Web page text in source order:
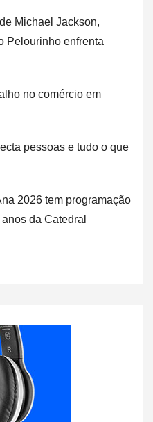
Michael Jackson,
Pelourinho enfrenta
no comércio em
pessoas e tudo o que
2026 tem programação
da Catedral